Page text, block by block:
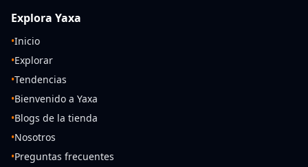
Explora Yaxa
•Inicio
•Explorar
•Tendencias
•Bienvenido a Yaxa
•Blogs de la tienda
•Nosotros
•Preguntas frecuentes